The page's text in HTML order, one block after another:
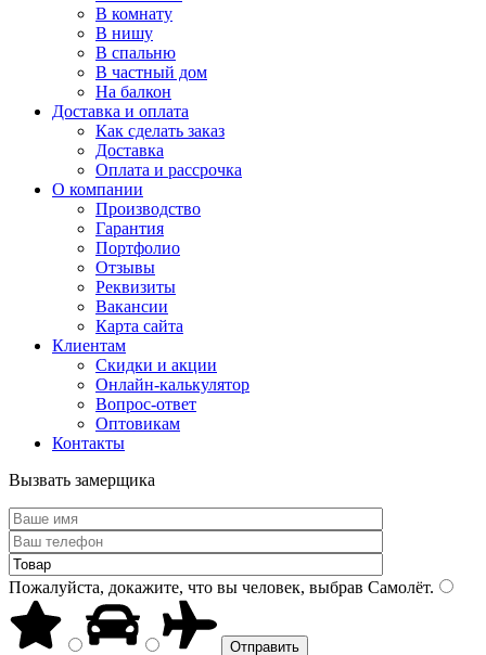
В комнату
В нишу
В спальню
В частный дом
На балкон
Доставка и оплата
Как сделать заказ
Доставка
Оплата и рассрочка
О компании
Производство
Гарантия
Портфолио
Отзывы
Реквизиты
Вакансии
Карта сайта
Клиентам
Скидки и акции
Онлайн-калькулятор
Вопрос-ответ
Оптовикам
Контакты
Вызвать замерщика
Пожалуйста, докажите, что вы человек, выбрав Самолёт.